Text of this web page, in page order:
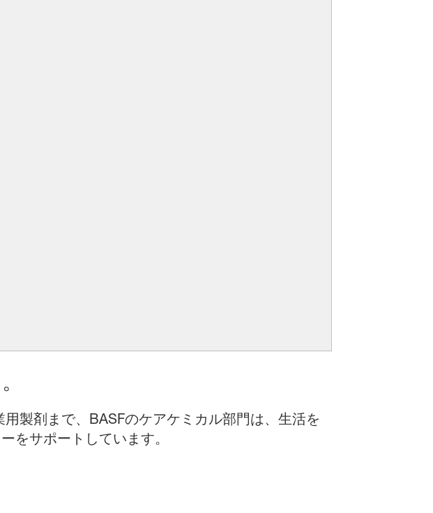
製剤まで、BASFのケアケミカル部門は、生活を
をサポートしています。